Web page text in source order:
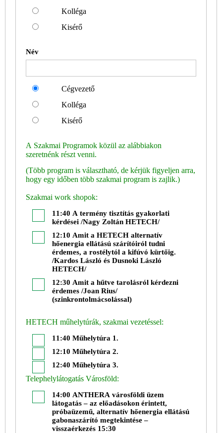
Kolléga
Kisérő
Név
Cégvezető
Kolléga
Kisérő
A Szakmai Programok közül az alábbiakon
szeretnénk részt venni.
(Több program is választható, de kérjük figyeljen arra,
hogy egy időben több szakmai program is zajlik.)
Szakmai work shopok:
11:40 A termény tisztítás gyakorlati
kérdései /Nagy Zoltán HETECH/
12:10 Amit a HETECH alternatív
hőenergia ellátású szárítóiról tudni
érdemes, a rostélytól a kifúvó kürtőig.
/Kardos László és Dusnoki László
HETECH/
12:30 Amit a hűtve tarolásról kérdezni
érdemes /Joan Rius/
(szinkrontolmácsolással)
HETECH műhelytúrák, szakmai vezetéssel:
11:40 Műhelytúra 1.
12:10 Műhelytúra 2.
12:40 Műhelytúra 3.
Telephelylátogatás Városföld:
14:00 ANTHERA városföldi üzem
látogatás – az előadásokon érintett,
próbaüzemű, alternatív hőenergia ellátású
gabonaszárító megtekintése –
visszaérkezés 15:30